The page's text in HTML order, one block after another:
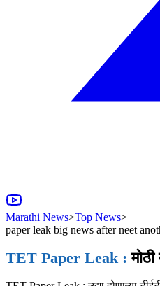
Marathi News>Top News>
paper leak big news after neet
TET Paper Leak :